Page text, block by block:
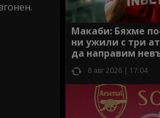
Макаби: Бяхме
ни ужили с три
да направим
8 авг 2026 | 17:04